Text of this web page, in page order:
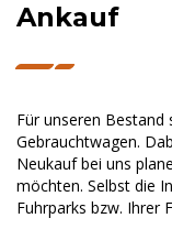
Ankauf
Für unseren Bestand
Gebrauchtwagen.
Neukauf bei uns
möchten. Selbst die
Fuhrparks bzw. Ihrer